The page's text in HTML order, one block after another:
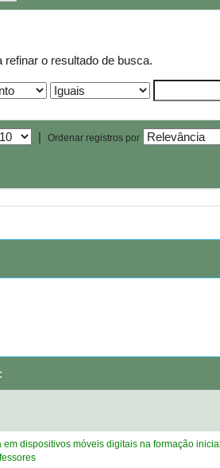
refinar o resultado de busca.
| Ordenar registros por
em dispositivos móveis digitais na formação inicial